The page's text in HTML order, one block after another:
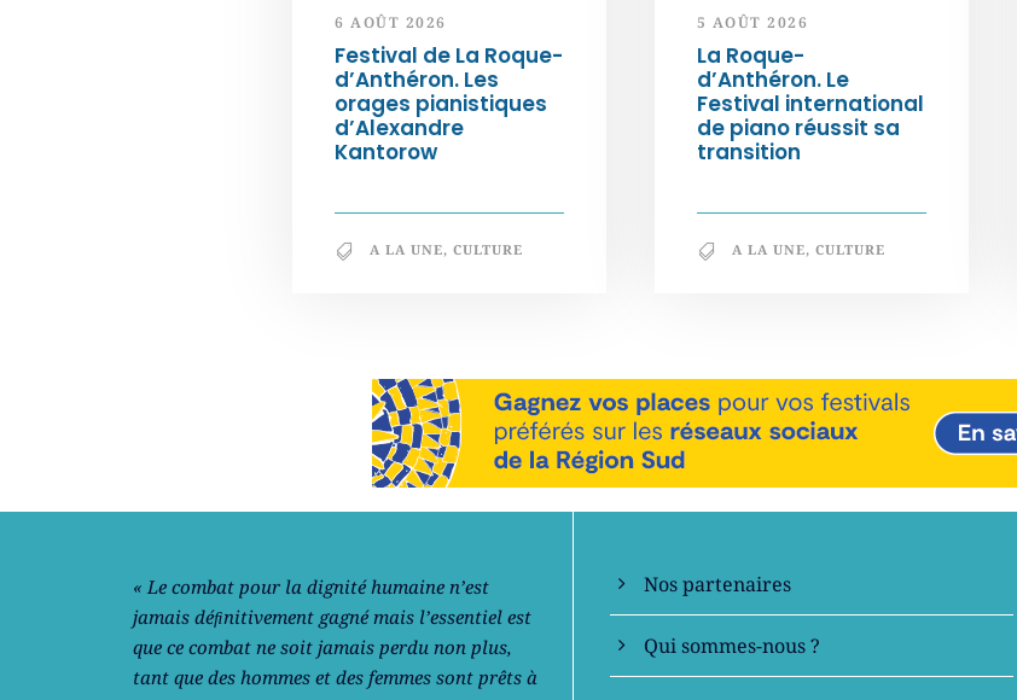
6 AOÛT 2026
Festival de La Roque-
d’Anthéron. Les
orages pianistiques
d’Alexandre
Kantorow
A LA UNE, CULTURE
5 AOÛT 2026
La Roque-
d’Anthéron. Le
Festival international
de piano réussit sa
transition
A LA UNE, CULTURE
Notre philosophie
« Le combat pour la dignité humaine n’est
jamais déﬁnitivement gagné mais l’essentiel est
que ce combat ne soit jamais perdu non plus,
tant que des hommes et des femmes sont prêts à
En savoir +
Nos partenaires
Qui sommes-nous ?